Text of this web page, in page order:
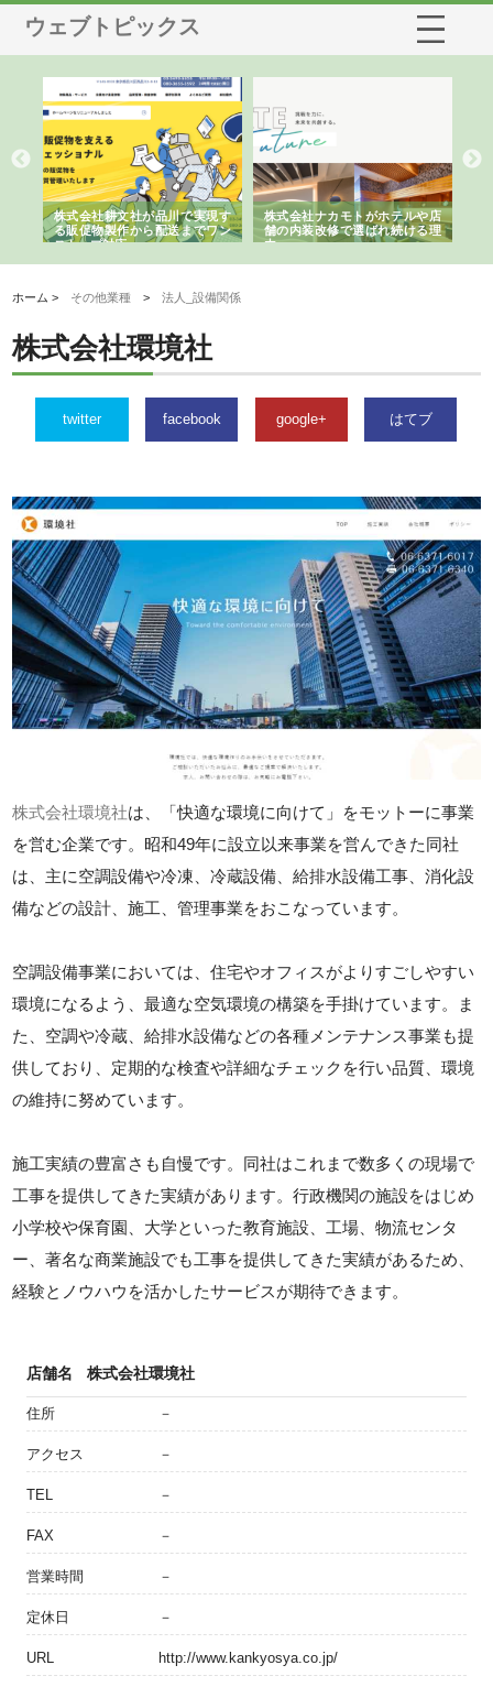
ウェブトピックス
株式会社耕文社が品川で実現す
る販促物製作から配送までワン
ストップ対応
株式会社ナカモトがホテルや店
舗の内装改修で選ばれ続ける理
由
ホーム > その他業種 >法人_設備関係
株式会社環境社
twitter facebook google+ はてブ
株式会社環境社は、「快適な環境に向けて」をモットーに事業
を営む企業です。昭和49年に設立以来事業を営んできた同社
は、主に空調設備や冷凍、冷蔵設備、給排水設備工事、消化設
備などの設計、施工、管理事業をおこなっています。
空調設備事業においては、住宅やオフィスがよりすごしやすい
環境になるよう、最適な空気環境の構築を手掛けています。ま
た、空調や冷蔵、給排水設備などの各種メンテナンス事業も提
供しており、定期的な検査や詳細なチェックを行い品質、環境
の維持に努めています。
施工実績の豊富さも自慢です。同社はこれまで数多くの現場で
工事を提供してきた実績があります。行政機関の施設をはじめ
小学校や保育園、大学といった教育施設、工場、物流センタ
ー、著名な商業施設でも工事を提供してきた実績があるため、
経験とノウハウを活かしたサービスが期待できます。
店舗名 株式会社環境社
住所 －
アクセス －
TEL －
FAX －
営業時間 －
定休日 －
URL http://www.kankyosya.co.jp/